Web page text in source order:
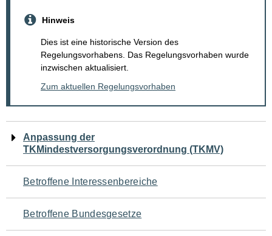
Hinweis
Dies ist eine historische Version des
Regelungsvorhabens. Das Regelungsvorhaben wurde
inzwischen aktualisiert.
Zum aktuellen Regelungsvorhaben
Navigation
für
den
Seiteninhalt
Anpassung der
TKMindestversorgungsverordnung (TKMV)
Betroffene Interessenbereiche
Betroffene Bundesgesetze